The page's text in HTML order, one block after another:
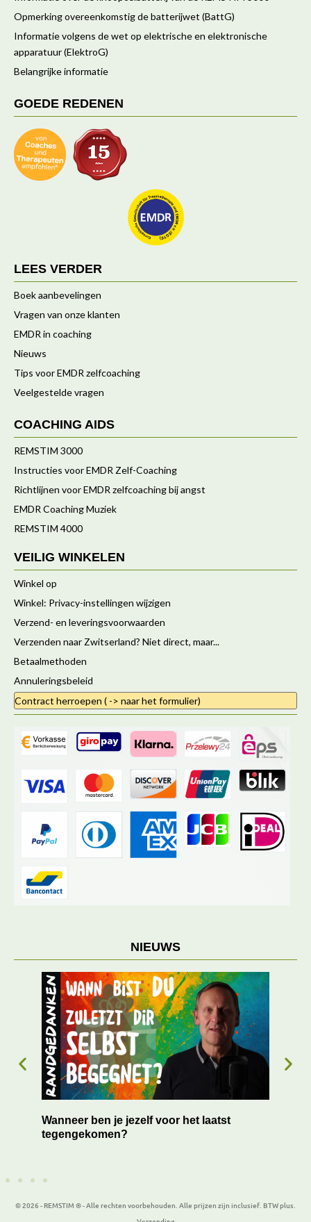
Opmerking overeenkomstig de batterijwet (BattG)
Informatie volgens de wet op elektrische en elektronische
apparatuur (ElektroG)
Belangrijke informatie
GOEDE REDENEN
LEES VERDER
Boek aanbevelingen
Vragen van onze klanten
EMDR in coaching
Nieuws
Tips voor EMDR zelfcoaching
Veelgestelde vragen
COACHING AIDS
REMSTIM 3000
Instructies voor EMDR Zelf-Coaching
Richtlijnen voor EMDR zelfcoaching bij angst
EMDR Coaching Muziek
REMSTIM 4000
VEILIG WINKELEN
Winkel op
Winkel: Privacy-instellingen wijzigen
Verzend- en leveringsvoorwaarden
Verzenden naar Zwitserland? Niet direct, maar...
Betaalmethoden
Annuleringsbeleid
Contract herroepen ( -> naar het formulier)
NIEUWS
Wanneer ben je jezelf voor het laatst
tegengekomen?
© 2026 - REMSTIM ® - Alle rechten voorbehouden. Alle prijzen zijn inclusief. BTW plus.